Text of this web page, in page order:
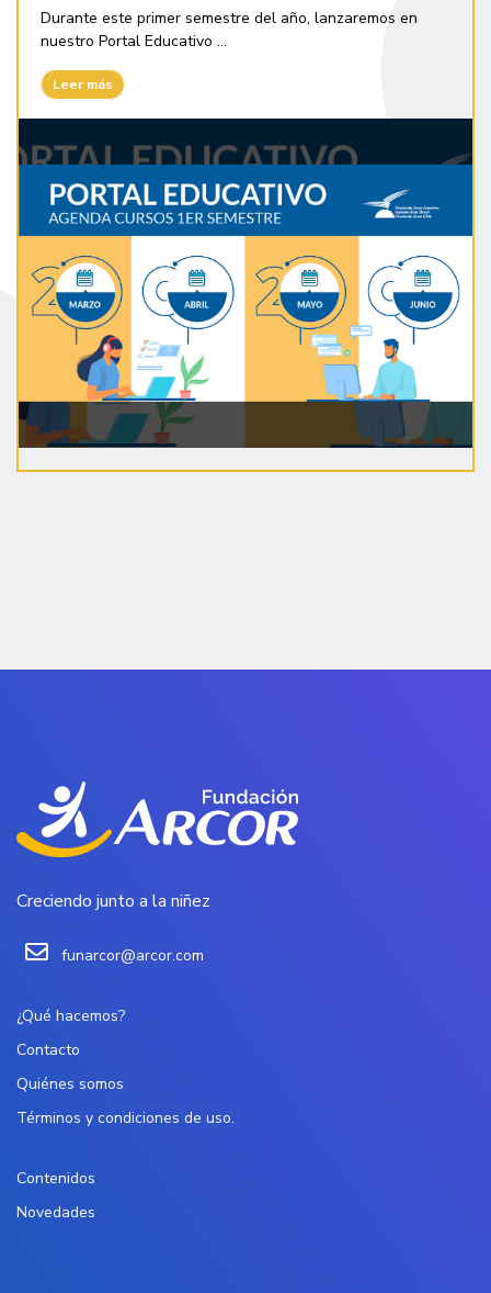
Durante este primer semestre del año, lanzaremos en
nuestro Portal Educativo ...
Leer más
Creciendo junto a la niñez
funarcor@arcor.com
¿Qué hacemos?
Contacto
Quiénes somos
Términos y condiciones de uso.
Contenidos
Novedades